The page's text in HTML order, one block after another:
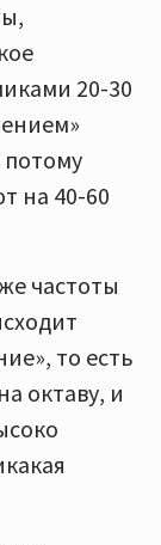
20-30
на 40-60
частоты
то есть
октаву, и